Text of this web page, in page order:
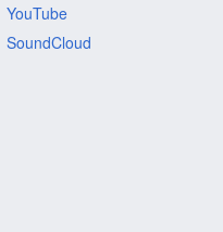
YouTube
SoundCloud